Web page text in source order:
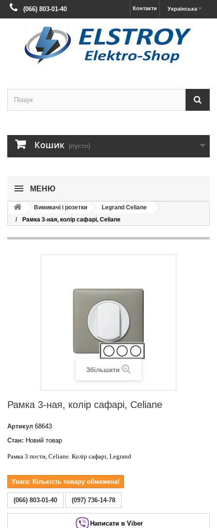
Українська
Контакти
(066) 803-01-40
Кошик (пусто)
МЕНЮ
Вимикачі і розетки
Legrand Celiane
Рамка 3-ная, колір сафарі, Celiane
Збільшити
Рамка 3-ная, колір сафарі, Celiane
Артикул 68643
Стан: Новий товар
Рамка 3 пости, Celiane. Колір сафарі, Legrand
Увага: Кількість товару обмежена!
(066) 803-01-40 (097) 736-14-78
Написати в Viber